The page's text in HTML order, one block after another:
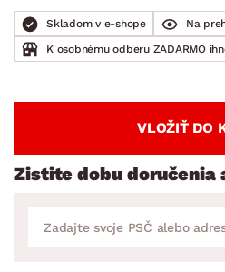
Skladom v e-shope Na
K osobnému odberu ZADARMO
VLOŽIŤ DO
Zistite dobu doručenia